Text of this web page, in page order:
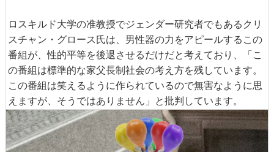
ロスキルド大学の准教授でジェンダー研究者でもあるクリ
スチャン・グロース氏は、男性器の力をアピールするこの
番組が、性的平等を後退させるだけだと考えており、「こ
の番組は標準的な家父長制社会の考え方を残しています。
この番組は笑えるように作られているので無害なように思
えますが、そうではありません」と批判しています。